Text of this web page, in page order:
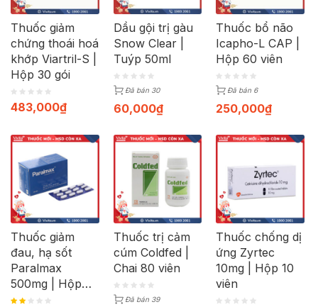
Thuốc giảm
chứng thoái hoá
khớp Viartril-S |
Hộp 30 gói
483,000₫
Dầu gội trị gàu
Snow Clear |
Tuýp 50ml
Đã bán 30
60,000₫
Thuốc bổ não
Icapho-L CAP |
Hộp 60 viên
Đã bán 6
250,000₫
Thuốc giảm
đau, hạ sốt
Paralmax
500mg | Hộp
120 viên
Thuốc trị cảm
cúm Coldfed |
Chai 80 viên
Đã bán 39
Thuốc chống dị
ứng Zyrtec
10mg | Hộp 10
viên